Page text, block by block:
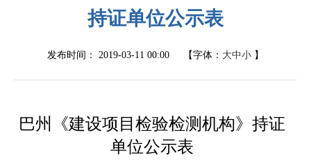
持证单位公示表
发布时间： 2019-03-11 00:00 【字体： 大中小 】
巴州
《建设项目检验检测机构》持证
单位公示表